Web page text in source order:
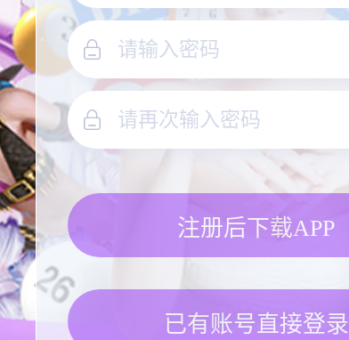
注册后下载APP
已有账号直接登录